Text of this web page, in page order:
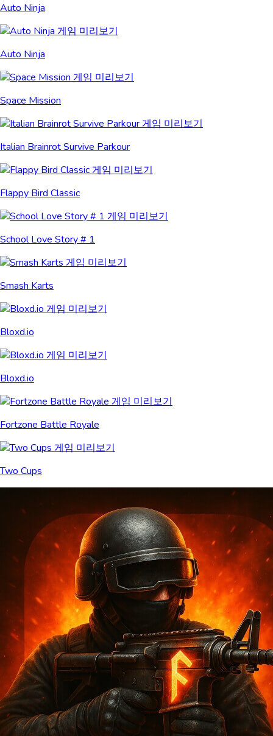
Auto Ninja
Auto Ninja
Space Mission
Italian Brainrot Survive Parkour
Flappy Bird Classic
School Love Story # 1
Smash Karts
Bloxd.io
Bloxd.io
Fortzone Battle Royale
Two Cups